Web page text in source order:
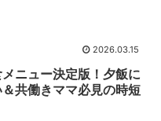
2026.03.15
ニュー決定版！夕飯に
共働きママ必見の時短